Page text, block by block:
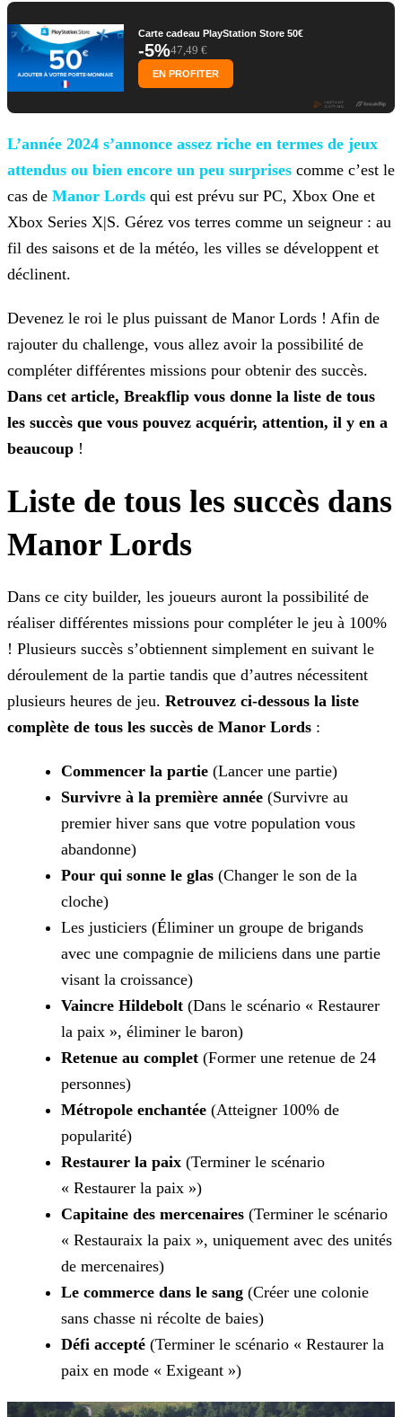
Carte cadeau PlayStation Store 50€
-5%47,49 €
EN PROFITER
L’année 2024 s’annonce assez riche en termes de jeux
attendus ou bien encore un peu surprises comme c’est le
cas de Manor Lords qui est prévu sur PC, Xbox One et
Xbox Series X|S. Gérez vos terres comme un seigneur : au
fil des saisons et de la météo, les villes se développent et
déclinent.
Devenez le roi le plus puissant de Manor Lords ! Afin de
rajouter du challenge, vous allez avoir la possibilité de
compléter différentes missions pour obtenir des succès.
Dans cet article, Breakflip vous donne la liste de tous
les succès que vous pouvez acquérir, attention, il y en a
beaucoup !
Liste de tous les succès dans
Manor Lords
Dans ce city builder, les joueurs auront la possibilité de
réaliser différentes missions pour compléter le jeu à 100%
! Plusieurs succès s’obtiennent simplement en suivant le
déroulement de la partie tandis que d’autres nécessitent
plusieurs heures de jeu. Retrouvez ci-dessous la liste
complète de tous les succès de Manor Lords :
Commencer la partie (Lancer une partie)
Survivre à la première année (Survivre au
premier hiver sans que votre population vous
abandonne)
Pour qui sonne le glas (Changer le son de la
cloche)
Les justiciers (Éliminer un groupe de brigands
avec une compagnie de miliciens dans une partie
visant la croissance)
Vaincre Hildebolt (Dans le scénario « Restaurer
la paix », éliminer le baron)
Retenue au complet (Former une retenue de 24
personnes)
Métropole enchantée (Atteigner 100% de
popularité)
Restaurer la paix (Terminer le scénario
« Restaurer la paix »)
Capitaine des mercenaires (Terminer le scénario
« Restauraix la paix », uniquement avec des unités
de mercenaires)
Le commerce dans le sang (Créer une colonie
sans chasse ni récolte de baies)
Défi accepté (Terminer le scénario « Restaurer la
paix en mode « Exigeant »)